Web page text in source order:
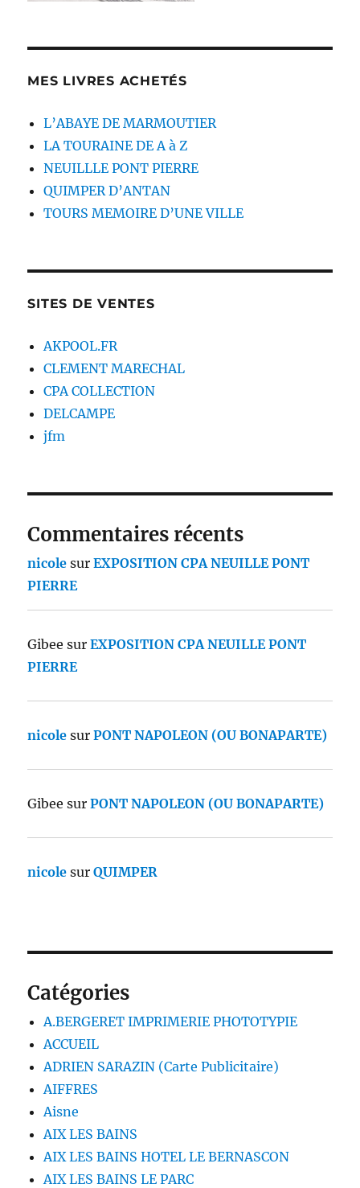
MES LIVRES ACHETÉS
L’ABAYE DE MARMOUTIER
LA TOURAINE DE A à Z
NEUILLLE PONT PIERRE
QUIMPER D’ANTAN
TOURS MEMOIRE D’UNE VILLE
SITES DE VENTES
AKPOOL.FR
CLEMENT MARECHAL
CPA COLLECTION
DELCAMPE
jfm
Commentaires récents
nicole surEXPOSITION CPA NEUILLE PONT
PIERRE
Gibee surEXPOSITION CPA NEUILLE PONT
PIERRE
nicole surPONT NAPOLEON (OU BONAPARTE)
Gibee surPONT NAPOLEON (OU BONAPARTE)
nicole surQUIMPER
Catégories
A.BERGERET IMPRIMERIE PHOTOTYPIE
ACCUEIL
ADRIEN SARAZIN (Carte Publicitaire)
AIFFRES
Aisne
AIX LES BAINS
AIX LES BAINS HOTEL LE BERNASCON
AIX LES BAINS LE PARC